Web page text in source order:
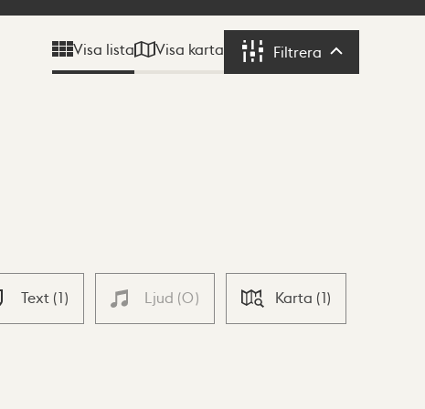
Visa lista Visa karta Filtrera Filtrera
Text (1) Ljud (0) Karta (1)